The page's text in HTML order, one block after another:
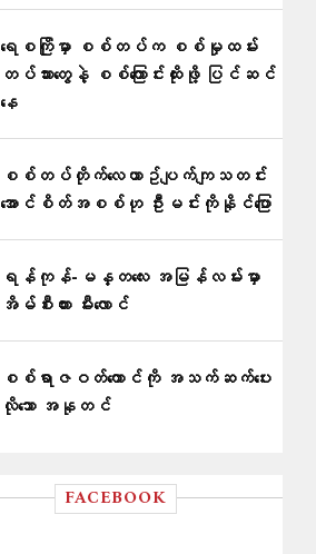
ရေစကြိုမှာ စစ်တပ်က စစ်မှုထမ်း
တပ်သားတွေနဲ့ စစ်ကြောင်းထိုးဖို့ ပြင်ဆင်
နေ
စစ်တပ်တိုက်​လေယာဥ်ပျက်ကျသတင်း
အောင်စိတ်အစစ်ဟု ဦးမင်းကိုနိုင်​ပြော
ရန်ကုန်-မန္တလေး အမြန်လမ်းမှာ
အိမ်စီးကား မီးလောင်
စစ်ရာဇဝတ်ကောင်ကို အသက်ဆက်ပေး
လိုသော အနုတင်
FACEBOOK